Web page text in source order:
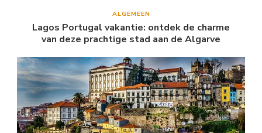
ALGEMEEN
Lagos Portugal vakantie: ontdek de charme
van deze prachtige stad aan de Algarve